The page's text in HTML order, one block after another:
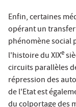
Enfin, certaines
opérant un
phénomène social
l'histoire du XIXe
circuits parallèles
répression des
de l'Etat est